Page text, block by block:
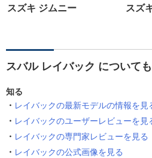
スズキ ジムニー スズ
スバル レイバック について
知る
レイバックの最新モデルの情報を見
レイバックのユーザーレビューを見
レイバックの専門家レビューを見る
レイバックの公式画像を見る